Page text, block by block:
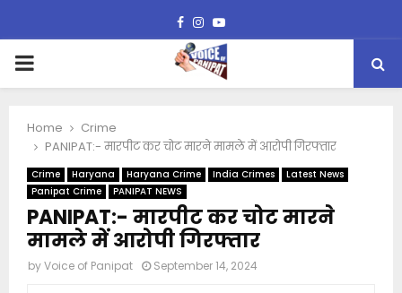
Facebook
Instagram
Youtube
PRIMARY
Home
Crime
PANIPAT:- मारपीट कर चोट मारने मामले में आरोपी गिरफ्तार
Crime Haryana Haryana Crime India Crimes
Latest News
Panipat Crime
PANIPAT NEWS
PANIPAT:- मारपीट कर चोट मारने
मामले में आरोपी गिरफ्तार
byVoice of Panipat September 14, 2024